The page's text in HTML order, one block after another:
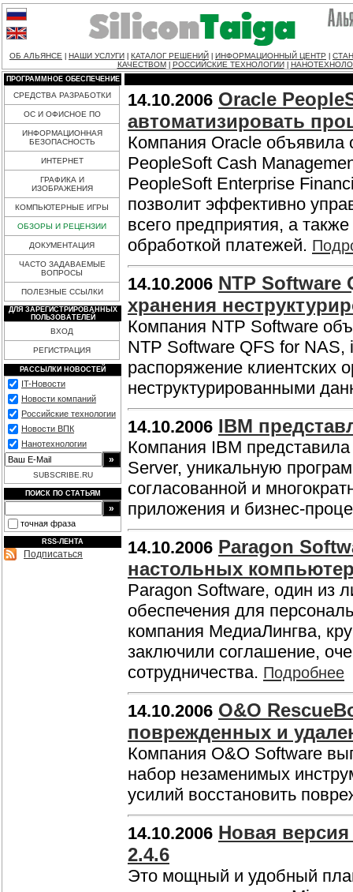
ОБ АЛЬЯНСЕ НАШИ УСЛУГИ КАТАЛОГ РЕШЕНИЙ ИНФОРМАЦИОННЫЙ ЦЕНТР
КАЧЕСТВОМ
РОССИЙСКИЕ ТЕХНОЛОГИИ
ПРОГРАММНОЕ ОБЕСПЕЧЕНИЕ
СРЕДСТВА РАЗРАБОТКИ
ОС И ОФИСНОЕ ПО
ИНФОРМАЦИОННАЯ
БЕЗОПАСНОСТЬ
ИНТЕРНЕТ
ГРАФИКА И
ИЗОБРАЖЕНИЯ
КОМПЬЮТЕРНЫЕ ИГРЫ
ОБЗОРЫ И РЕЦЕНЗИИ
ДОКУМЕНТАЦИЯ
ЧАСТО ЗАДАВАЕМЫЕ
ВОПРОСЫ
ПОЛЕЗНЫЕ ССЫЛКИ
ДЛЯ ЗАРЕГИСТРИРОВАННЫХ
ПОЛЬЗОВАТЕЛЕЙ
ВХОД
РЕГИСТРАЦИЯ
РАССЫЛКИ НОВОСТЕЙ
IT-Новости
Новости компаний
Российские технологии
Новости ВПК
Нанотехнологии
SUBSCRIBE.RU
ПОИСК ПО СТАТЬЯМ
точная фраза
RSS-ЛЕНТА
Подписаться
14.10.2006 Oracle
автоматизировать
Компания Oracle объявила
PeopleSoft Cash
PeopleSoft Enterprise
позволит эффективно
всего предприятия, а
обработкой платежей.
14.10.2006 NTP Software
хранения
Компания NTP Software
NTP Software QFS for NAS,
распоряжение клиентских
неструктурированными
14.10.2006 IBM
Компания IBM
Server, уникальную
согласованной и
приложения и бизнес-
14.10.2006 Paragon
настольных
Paragon Software, один из
обеспечения для
компания МедиаЛингва,
заключили соглашение,
сотрудничества. Подробнее
14.10.2006 O&O
поврежденных и
Компания O&O Software
набор незаменимых
усилий восстановить
14.10.2006 Новая
2.4.6
Это мощный и удобный